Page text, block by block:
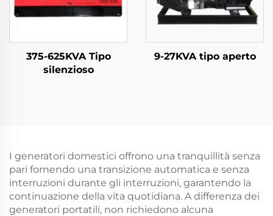
375-625KVA Tipo
silenzioso
9-27KVA tipo aperto
I generatori domestici offrono una tranquillità senza
pari fornendo una transizione automatica e senza
interruzioni durante gli interruzioni, garantendo la
continuazione della vita quotidiana. A differenza dei
generatori portatili, non richiedono alcuna